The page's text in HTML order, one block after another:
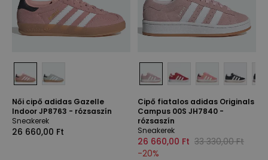
Női cipő adidas Gazelle
Indoor JP8763 - rózsaszín
Sneakerek
26 660,00 Ft
Cipő fiatalos adidas Originals
Campus 00S JH7840 -
rózsaszín
Sneakerek
26 660,00 Ft 33 330,00 Ft
-20%